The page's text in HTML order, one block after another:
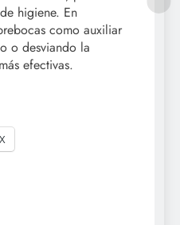
higiene. En
como auxiliar
o desviando la
efectivas.
X